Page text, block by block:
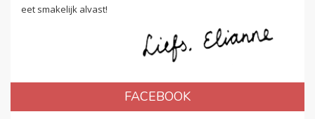
eet smakelijk alvast!
FACEBOOK